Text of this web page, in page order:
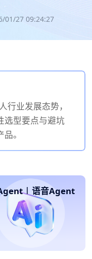
01/27 09:24:27
行业发展态势，
选型要点与避坑
。
| 语音Agent